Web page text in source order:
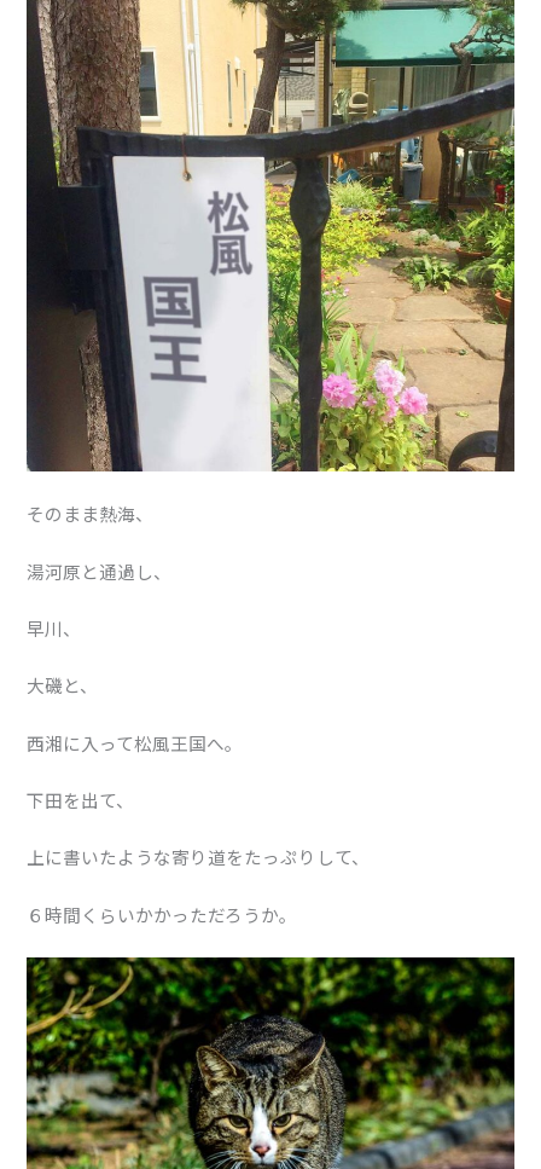
そのまま熱海、
湯河原と通過し、
早川、
大磯と、
西湘に入って松風王国へ。
下田を出て、
上に書いたような寄り道をたっぷりして、
６時間くらいかかっただろうか。